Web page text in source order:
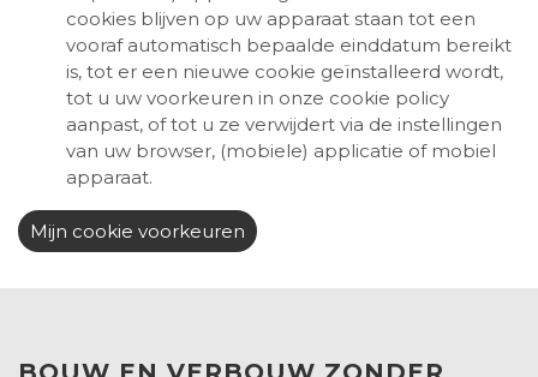
cookies blijven op uw apparaat staan tot een
vooraf automatisch bepaalde einddatum bereikt
is, tot er een nieuwe cookie geïnstalleerd wordt,
tot u uw voorkeuren in onze cookie policy
aanpast, of tot u ze verwijdert via de instellingen
van uw browser, (mobiele) applicatie of mobiel
apparaat.
Mijn cookie voorkeuren